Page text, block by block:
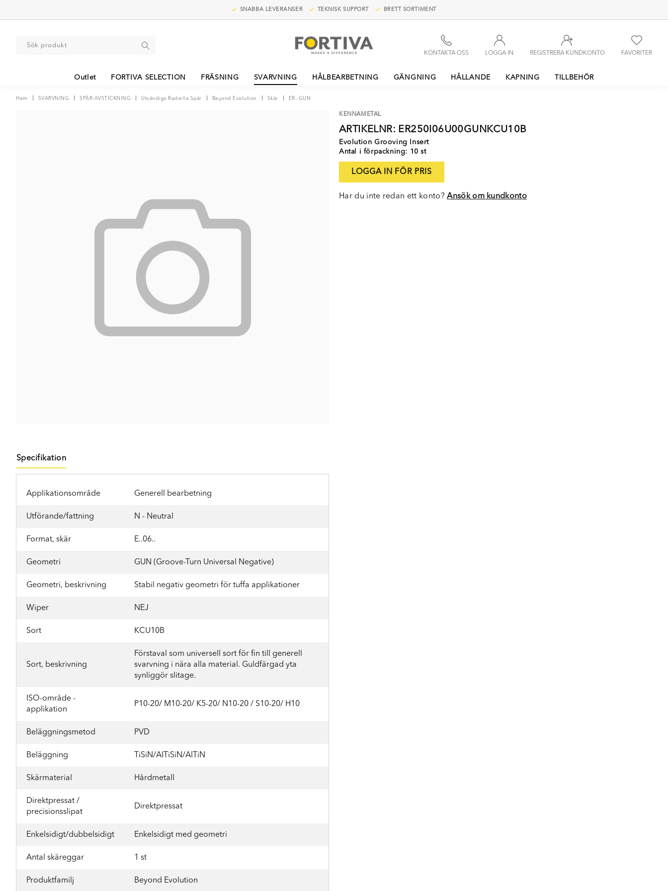
SNABBA LEVERANSER TEKNISK SUPPORT BRETT SORTIMENT
FAVORITER
REGISTRERA KUNDKONTO
LOGGA IN
KONTAKTA OSS
Outlet FORTIVA SELECTION FRÄSNING SVARVNING HÅLBEARBETNING GÄNGNING HÅLLANDE KAPNING TILLBEHÖR
Hem SVARVNING SPÅR-AVSTICKNING Utvändiga Radiella Spår Beyond Evolution Skär ER..GUN
KENNAMETAL
ARTIKELNR: ER250I06U00GUNKCU10B
Evolution Grooving Insert
Antal i förpackning: 10 st
LOGGA IN FÖR PRIS
Har du inte redan ett konto?Ansök om kundkonto
Specifikation
Applikationsområde Generell bearbetning
Utförande/fattning N - Neutral
Format, skär E..06..
Geometri GUN (Groove-Turn Universal Negative)
Geometri, beskrivning Stabil negativ geometri för tuffa applikationer
Wiper NEJ
Sort KCU10B
Sort, beskrivning
Förstaval som universell sort för fin till generell
svarvning i nära alla material. Guldfärgad yta
synliggör slitage.
ISO-område -
applikation
P10-20/ M10-20/ K5-20/ N10-20 / S10-20/ H10
Beläggningsmetod PVD
Beläggning TiSiN/AITiSiN/AlTiN
Skärmaterial Hårdmetall
Direktpressat /
precisionsslipat
Direktpressat
Enkelsidigt/dubbelsidigt Enkelsidigt med geometri
Antal skäreggar 1 st
Produktfamilj Beyond Evolution